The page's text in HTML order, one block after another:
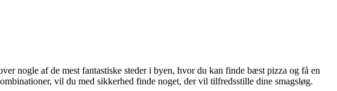
nogle af de mest fantastiske steder i byen, hvor du kan finde bæst pizza og få en
vil du med sikkerhed finde noget, der vil tilfredsstille dine smagsløg.